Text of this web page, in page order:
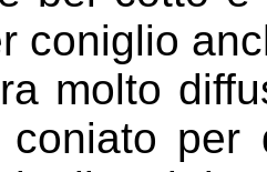
coniglio
molto
per